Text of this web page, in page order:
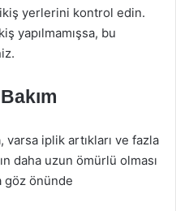
yerlerini kontrol edin.
yapılmamışsa, bu
varsa iplik artıkları ve fazla
daha uzun ömürlü olması
göz önünde